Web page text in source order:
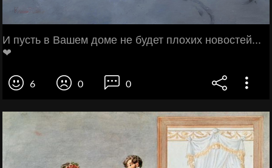
И пусть в Вашем доме не будет плохих новостей...
❤
6 0 0